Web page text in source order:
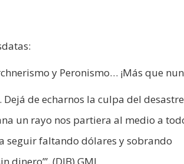
y Peronismo… ¡Más que
de echarnos la culpa del
un rayo nos partiera al medio a
seguir faltando dólares y sobrando
dinero’”. (DIB) GML